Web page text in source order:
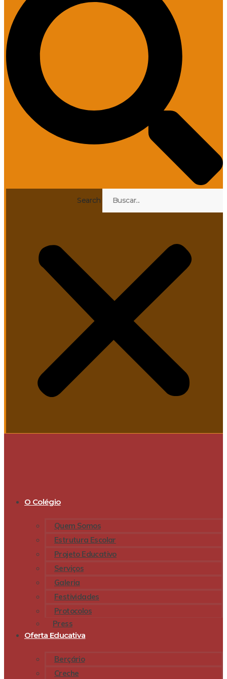
Search
O Colégio
Quem Somos
Estrutura Escolar
Projeto Educativo
Serviços
Galeria
Festividades
Protocolos
Press
Oferta Educativa
Berçário
Creche